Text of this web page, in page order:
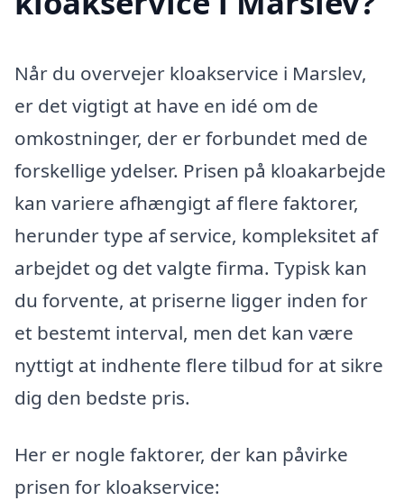
Når du overvejer kloakservice i Marslev,
er det vigtigt at have en idé om de
omkostninger, der er forbundet med de
forskellige ydelser. Prisen på kloakarbejde
kan variere afhængigt af flere faktorer,
herunder type af service, kompleksitet af
arbejdet og det valgte firma. Typisk kan
du forvente, at priserne ligger inden for
et bestemt interval, men det kan være
nyttigt at indhente flere tilbud for at sikre
dig den bedste pris.
Her er nogle faktorer, der kan påvirke
prisen for kloakservice: